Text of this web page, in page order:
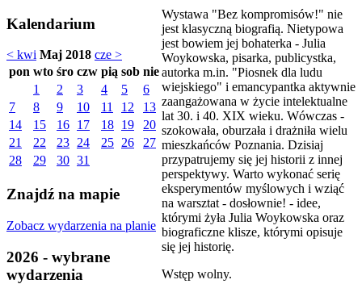
Kalendarium
< kwi Maj 2018 cze >
pon wto śro czw pią sob nie
1
2 3 4 5
6
7
8 9 10 11 12
13
14
15 16 17 18 19
20
21
22 23 24 25 26
27
28
29 30 31
Znajdź na mapie
Zobacz wydarzenia na planie
2026 - wybrane
wydarzenia
Wystawa "Bez kompromisów!" nie
jest klasyczną biografią. Nietypowa
jest bowiem jej bohaterka - Julia
Woykowska, pisarka, publicystka,
autorka m.in. "Piosnek dla ludu
wiejskiego" i emancypantka aktywnie
zaangażowana w życie intelektualne
lat 30. i 40. XIX wieku. Wówczas -
szokowała, oburzała i drażniła wielu
mieszkańców Poznania. Dzisiaj
przypatrujemy się jej historii z innej
perspektywy. Warto wykonać serię
eksperymentów myślowych i wziąć
na warsztat - dosłownie! - idee,
którymi żyła Julia Woykowska oraz
biograficzne klisze, którymi opisuje
się jej historię.
Wstęp wolny.